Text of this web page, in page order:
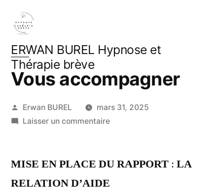
contenu
ERWAN BUREL Hypnose et
Thérapie brève
Vous accompagner
Publié
par
Erwan BUREL
mars 31, 2025
Laisser un commentairesur
MISE EN PLACE DU RAPPORT : LA
RELATION D’AIDE